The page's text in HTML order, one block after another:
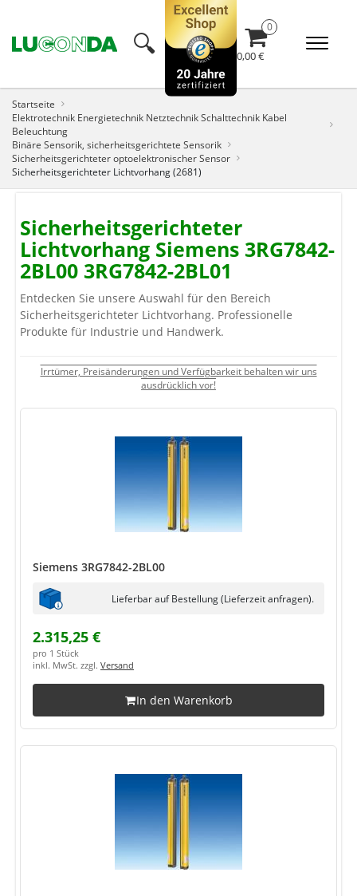
🔍︎ 0,00 €
Startseite
Elektrotechnik Energietechnik Netztechnik Schalttechnik Kabel
Beleuchtung
Binäre Sensorik, sicherheitsgerichtete Sensorik
Sicherheitsgerichteter optoelektronischer Sensor
Sicherheitsgerichteter Lichtvorhang (2681)
Sicherheitsgerichteter
Lichtvorhang Siemens 3RG7842-
2BL00 3RG7842-2BL01
Entdecken Sie unsere Auswahl für den Bereich
Sicherheitsgerichteter Lichtvorhang. Professionelle
Produkte für Industrie und Handwerk.
Irrtümer, Preisänderungen und Verfügbarkeit behalten wir uns
ausdrücklich vor!
Siemens 3RG7842-2BL00
Lieferbar auf Bestellung (Lieferzeit anfragen).
2.315,25 €
pro 1 Stück
inkl. MwSt. zzgl. Versand
In den Warenkorb